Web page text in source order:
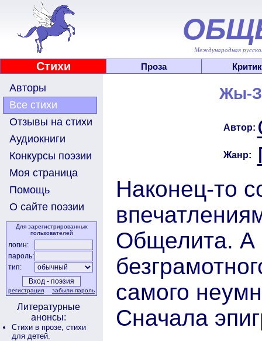
Международная
Стихи Проза
Авторы
Все стихи
Отзывы на стихи
Аудиокниги
Конкурсы поэзии
Моя страница
Помощь
О сайте поэзии
Для зарегистрированных
пользователей
логин:
пароль:
тип:
регистрация забыли пароль
Литературные
анонсы:
Стихи в прозе, стихи
для детей.
Жы-
Автор:
Жанр:
Наконец-то
Общелита. А
самого
Сначала